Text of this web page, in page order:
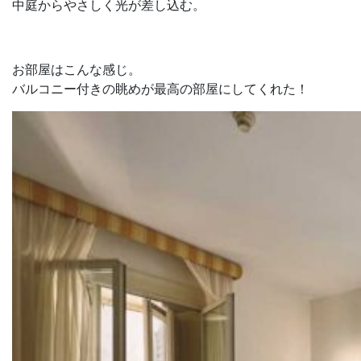
中庭からやさしく光が差し込む。
お部屋はこんな感じ。
バルコニー付きの眺めが最高の部屋にしてくれた！